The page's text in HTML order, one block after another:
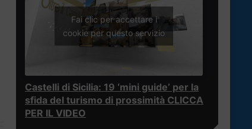
Fai clic per accettare i
cookie per questo servizio
Castelli di Sicilia: 19 ‘mini guide’ per la
sfida del turismo di prossimità CLICCA
PER IL VIDEO